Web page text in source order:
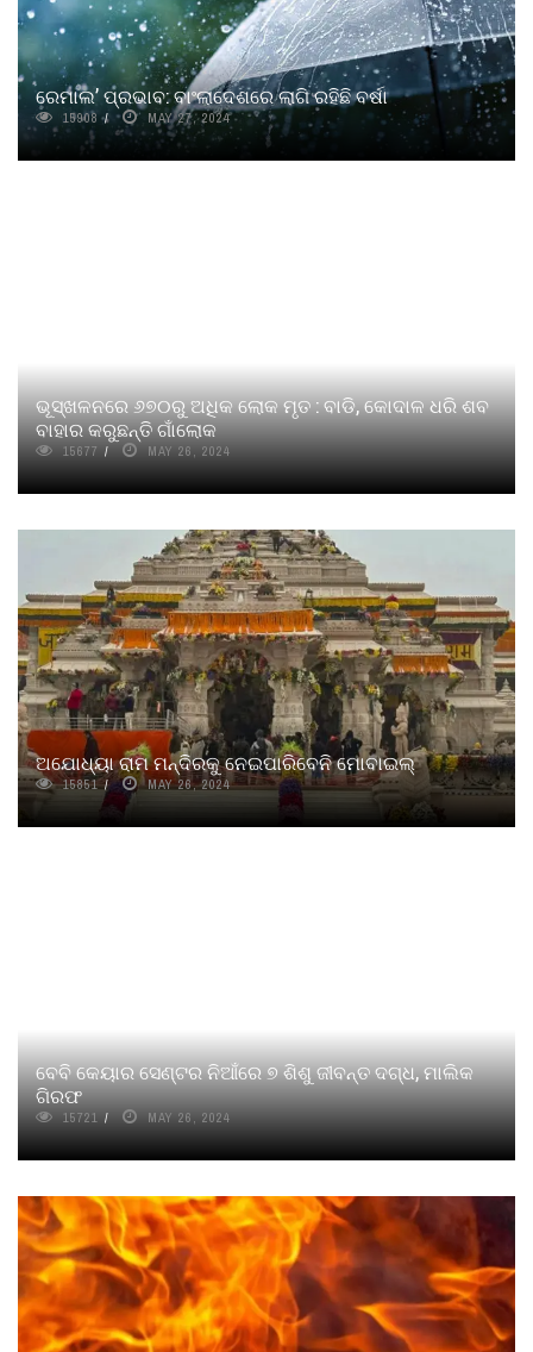
ରେମାଲ’ ପ୍ରଭାବ: ବାଂଲାଦେଶରେ ଲାଗି ରହିଛି ବର୍ଷା
15908 MAY 27, 2024
ଭୂସ୍ଖଳନରେ ୬୭୦ରୁ ଅଧିକ ଲୋକ ମୃତ : ବାଡି, କୋଦାଳ ଧରି ଶବ
ବାହାର କରୁଛନ୍ତି ଗାଁଲୋକ
15677 MAY 26, 2024
ଅଯୋଧ୍ୟା ରାମ ମନ୍ଦିରକୁ ନେଇପାରିବେନି ମୋବାଇଲ୍‌
15851 MAY 26, 2024
ବେବି କେୟାର ସେଣ୍ଟର ନିଆଁରେ ୭ ଶିଶୁ ଜୀବନ୍ତ ଦଗ୍ଧ, ମାଲିକ
ଗିରଫ
15721 MAY 26, 2024